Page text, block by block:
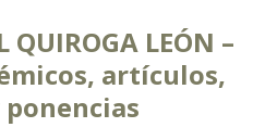
LEÓN –
artículos,